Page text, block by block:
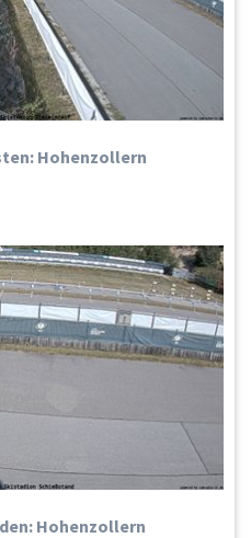
Hohenzollern
Hohenzollern